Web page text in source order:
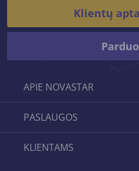
APIE NOVASTAR
PASLAUGOS
KLIENTAMS
Klientų